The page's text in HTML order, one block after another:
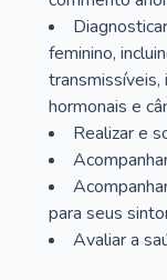
feminino,
transmissíveis,
hormonais e
Realizar e
para seus
Avaliar a